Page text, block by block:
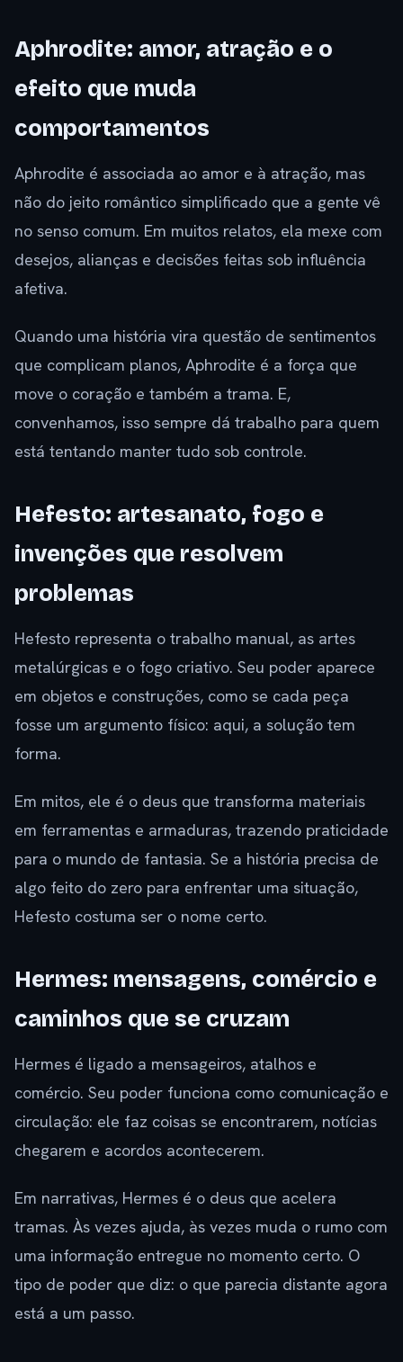
Aphrodite: amor, atração e o
efeito que muda
comportamentos
Aphrodite é associada ao amor e à atração, mas
não do jeito romântico simplificado que a gente vê
no senso comum. Em muitos relatos, ela mexe com
desejos, alianças e decisões feitas sob influência
afetiva.
Quando uma história vira questão de sentimentos
que complicam planos, Aphrodite é a força que
move o coração e também a trama. E,
convenhamos, isso sempre dá trabalho para quem
está tentando manter tudo sob controle.
Hefesto: artesanato, fogo e
invenções que resolvem
problemas
Hefesto representa o trabalho manual, as artes
metalúrgicas e o fogo criativo. Seu poder aparece
em objetos e construções, como se cada peça
fosse um argumento físico: aqui, a solução tem
forma.
Em mitos, ele é o deus que transforma materiais
em ferramentas e armaduras, trazendo praticidade
para o mundo de fantasia. Se a história precisa de
algo feito do zero para enfrentar uma situação,
Hefesto costuma ser o nome certo.
Hermes: mensagens, comércio e
caminhos que se cruzam
Hermes é ligado a mensageiros, atalhos e
comércio. Seu poder funciona como comunicação e
circulação: ele faz coisas se encontrarem, notícias
chegarem e acordos acontecerem.
Em narrativas, Hermes é o deus que acelera
tramas. Às vezes ajuda, às vezes muda o rumo com
uma informação entregue no momento certo. O
tipo de poder que diz: o que parecia distante agora
está a um passo.